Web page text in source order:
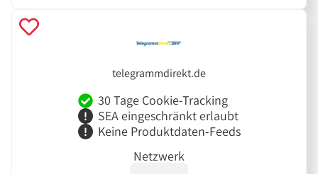
telegrammdirekt.de
30 Tage Cookie-Tracking
SEA eingeschränkt erlaubt
Keine Produktdaten-Feeds
Netzwerk